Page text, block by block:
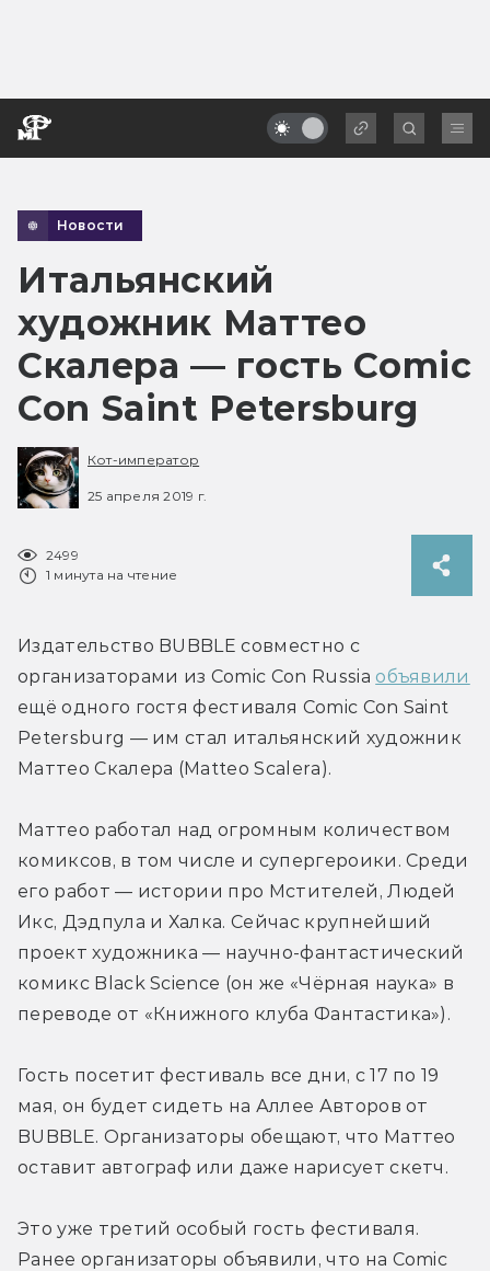
Новости
Итальянский
художник Маттео
Скалера — гость Comic
Con Saint Petersburg
Кот-император
25 апреля 2019 г.
2499
1 минута на чтение
Издательство BUBBLE совместно с
организаторами из Comic Con Russia объявили
ещё одного гостя фестиваля Comic Con Saint
Petersburg — им стал итальянский художник
Маттео Скалера (Matteo Scalera).
Маттео работал над огромным количеством
комиксов, в том числе и супергероики. Среди
его работ — истории про Мстителей, Людей
Икс, Дэдпула и Халка. Сейчас крупнейший
проект художника — научно-фантастический
комикс Black Science (он же «Чёрная наука» в
переводе от «Книжного клуба Фантастика»).
Гость посетит фестиваль все дни, с 17 по 19
мая, он будет сидеть на Аллее Авторов от
BUBBLE. Организаторы обещают, что Маттео
оставит автограф или даже нарисует скетч.
Это уже третий особый гость фестиваля.
Ранее организаторы объявили, что на Comic